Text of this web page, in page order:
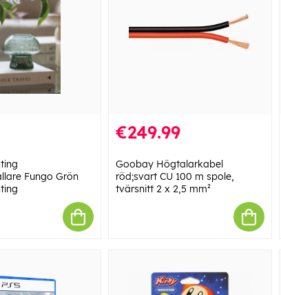
Fungo Grön
€249.99
Goobay Högtalarkabel
röd;svart CU 100 m spole,
tvärsnitt 2 x 2,5 mm²